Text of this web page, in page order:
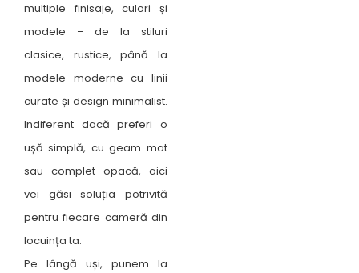
multiple finisaje, culori și
modele – de la stiluri
clasice, rustice, până la
modele moderne cu linii
curate și design minimalist.
Indiferent dacă preferi o
ușă simplă, cu geam mat
sau complet opacă, aici
vei găsi soluția potrivită
pentru fiecare cameră din
locuința ta.
Pe lângă uși, punem la